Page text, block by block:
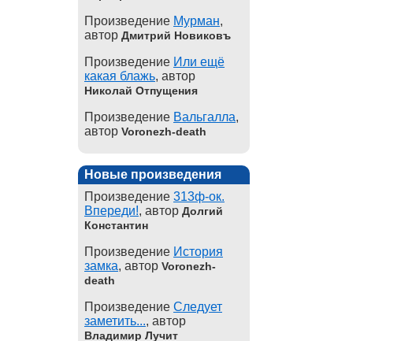
Произведение Мурман,
автор Дмитрий Новиковъ
Произведение Или ещё
какая блажь, автор
Николай Отпущения
Произведение Вальгалла,
автор Voronezh-death
Новые произведения
Произведение 313ф-ок.
Впереди!, автор Долгий
Константин
Произведение История
замка, автор Voronezh-
death
Произведение Следует
заметить..., автор
Владимир Лучит